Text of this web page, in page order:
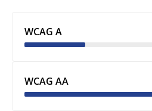
WCAG A
WCAG AA